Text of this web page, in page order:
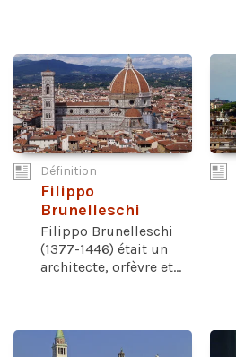
Définition
Filippo
Brunelleschi
Filippo Brunelleschi
(1377-1446) était un
architecte, orfèvre et...